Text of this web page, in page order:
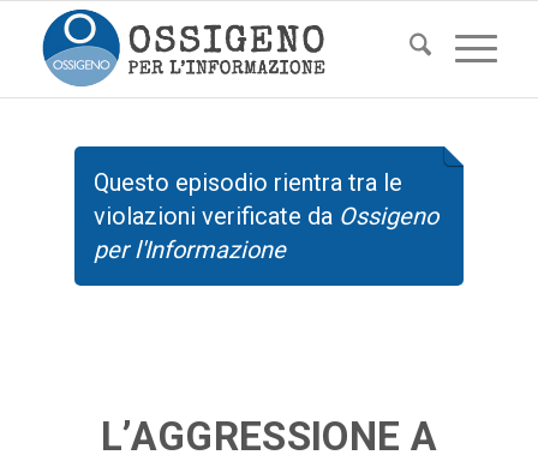
Questo episodio rientra tra le
violazioni verificate da Ossigeno
per l'Informazione
L’AGGRESSIONE A